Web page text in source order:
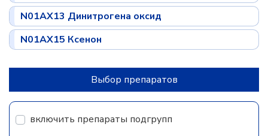
N01AX13 Динитрогена оксид
N01AX15 Ксенон
Выбор препаратов
включить препараты подгрупп